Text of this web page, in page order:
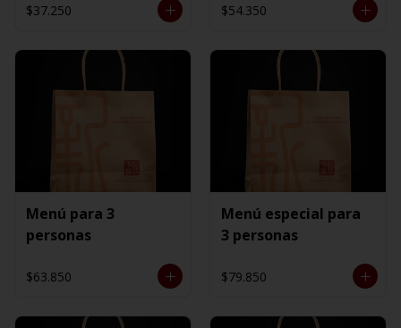
$37.250 $54.350
Menú para 3
personas
$63.850
Menú especial para
3 personas
$79.850